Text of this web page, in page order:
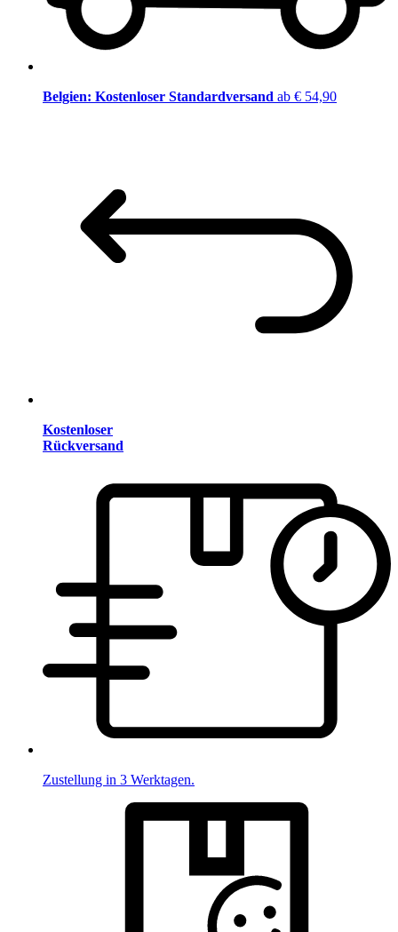
Belgien: Kostenloser Standardversand ab € 54,90
Kostenloser
Rückversand
Zustellung in 3 Werktagen.